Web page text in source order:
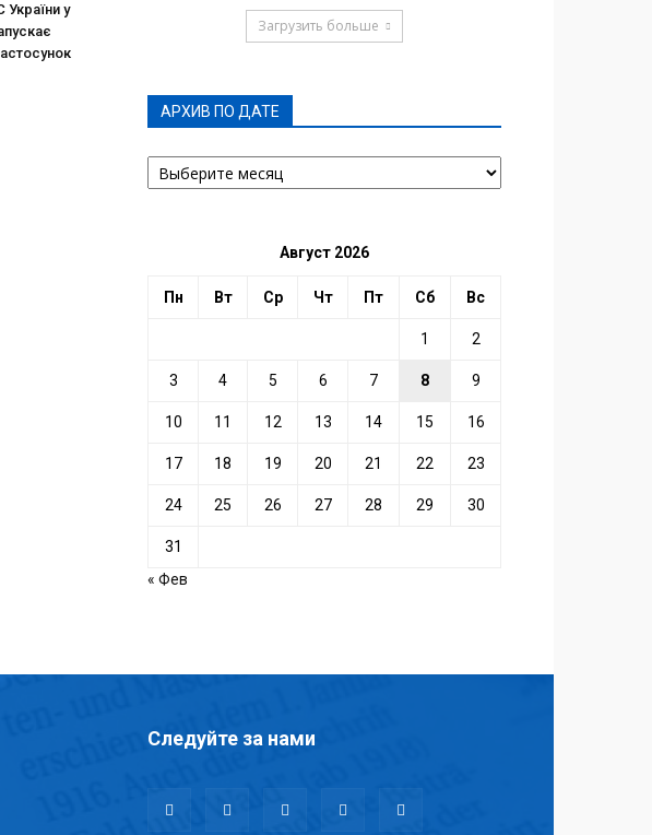
у
Загрузить больше
АРХИВ ПО ДАТЕ
АРХИВ
ПО
Август 2026
Пн Вт Ср Чт Пт Сб Вс
1 2
3 4 5 6 7 8 9
10 11 12 13 14 15 16
17 18 19 20 21 22 23
24 25 26 27 28 29 30
31
« Фев
Следуйте за нами